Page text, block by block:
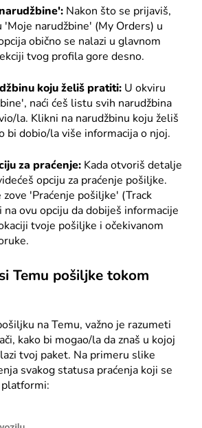
Nakon što se prijaviš,
'Moje narudžbine' (My Orders) u
obično se nalazi u glavnom
tvog profila gore desno.
koju želiš pratiti: U okviru
naći ćeš listu svih narudžbina
la. Klikni na narudžbinu koju želiš
bi dobio/la više informacija o njoj.
za praćenje: Kada otvoriš detalje
opciju za praćenje pošiljke.
zove 'Praćenje pošiljke' (Track
na ovu opciju da dobiješ informacije
tvoje pošiljke i očekivanom
Temu pošiljke tokom
na Temu, važno je razumeti
kako bi mogao/la da znaš u kojoj
tvoj paket. Na primeru slike
svakog statusa praćenja koji se
platformi: